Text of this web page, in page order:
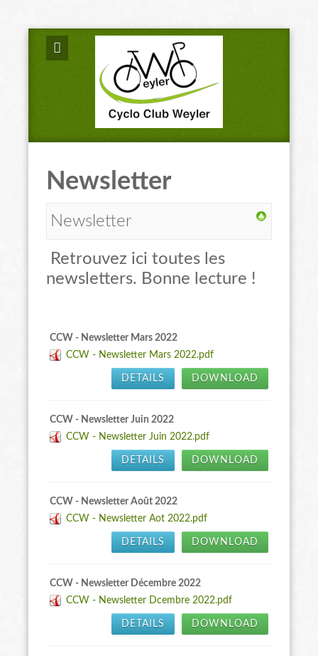
Newsletter
Newsletter
Retrouvez ici toutes les
newsletters. Bonne lecture !
CCW - Newsletter Mars 2022
CCW - Newsletter Mars 2022.pdf
DOWNLOAD
DETAILS
CCW - Newsletter Juin 2022
CCW - Newsletter Juin 2022.pdf
DOWNLOAD
DETAILS
CCW - Newsletter Août 2022
CCW - Newsletter Aot 2022.pdf
DOWNLOAD
DETAILS
CCW - Newsletter Décembre 2022
CCW - Newsletter Dcembre 2022.pdf
DOWNLOAD
DETAILS